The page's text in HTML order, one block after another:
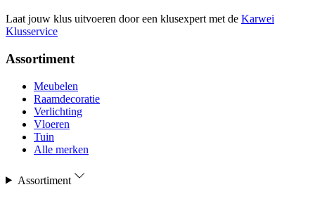
Laat jouw klus uitvoeren door een klusexpert met de Karwei
Klusservice
Assortiment
Meubelen
Raamdecoratie
Verlichting
Vloeren
Tuin
Alle merken
Assortiment